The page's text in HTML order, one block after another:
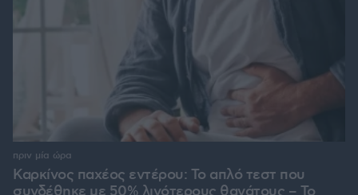
Καρκίνος παχέος εντέρου: Το απλό τεστ που
πριν μία ώρα